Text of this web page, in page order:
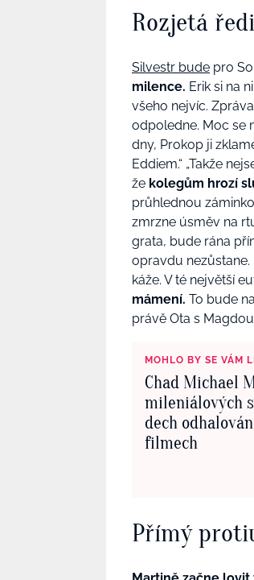
Rozjetá
Silvestr bude pro
milence. Erik si na
všeho nejvíc.
odpoledne. Moc se
dny, Prokop ji
Eddiem.“ „Takže
že kolegům hrozí
průhlednou
zmrzne úsměv na
grata, bude rána
opravdu nezůstane.
káže. V té největší
mámení. To bude
právě Ota s
MOHLO BY SE VÁM
Chad Michael
mileniálových
dech
filmech
Přímý